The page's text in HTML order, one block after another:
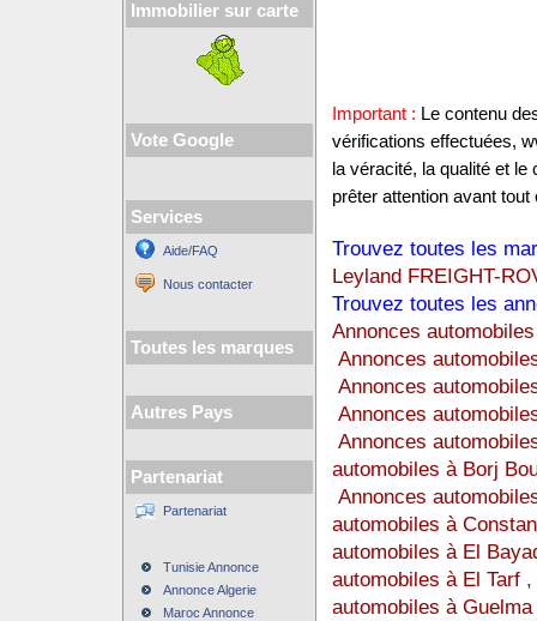
Immobilier sur carte
Vote Google
Services
Aide/FAQ
Nous contacter
Toutes les marques
Autres Pays
Partenariat
Partenariat
Tunisie Annonce
Annonce Algerie
Maroc Annonce
Important : Le contenu
vérifications effectuées,
la véracité, la qualité et
prêter attention avant tout
Trouvez toutes les
Leyland FREIGHT-
Trouvez toutes les
Annonces
Annonces
Annonces
Annonces
Annonces
automobiles à Borj
Annonces
automobiles à
automobiles à El
automobiles à El Tarf
automobiles à Guelma